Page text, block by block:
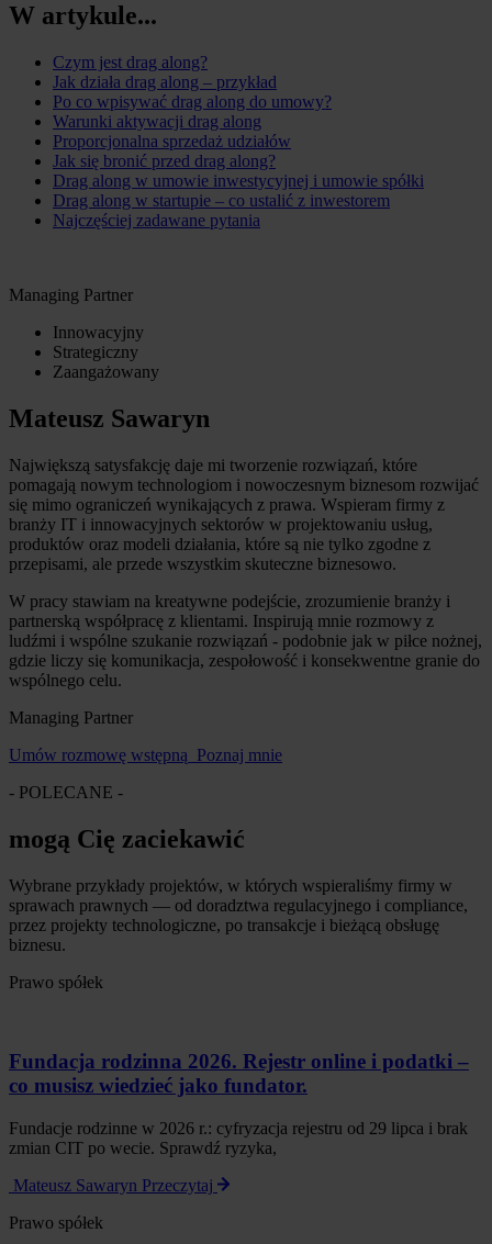
W artykule...
Czym jest drag along?
Jak działa drag along – przykład
Po co wpisywać drag along do umowy?
Warunki aktywacji drag along
Proporcjonalna sprzedaż udziałów
Jak się bronić przed drag along?
Drag along w umowie inwestycyjnej i umowie spółki
Drag along w startupie – co ustalić z inwestorem
Najczęściej zadawane pytania
Managing Partner
Innowacyjny
Strategiczny
Zaangażowany
Mateusz Sawaryn
Największą satysfakcję daje mi tworzenie rozwiązań, które
pomagają nowym technologiom i nowoczesnym biznesom rozwijać
się mimo ograniczeń wynikających z prawa. Wspieram firmy z
branży IT i innowacyjnych sektorów w projektowaniu usług,
produktów oraz modeli działania, które są nie tylko zgodne z
przepisami, ale przede wszystkim skuteczne biznesowo.
W pracy stawiam na kreatywne podejście, zrozumienie branży i
partnerską współpracę z klientami. Inspirują mnie rozmowy z
ludźmi i wspólne szukanie rozwiązań - podobnie jak w piłce nożnej,
gdzie liczy się komunikacja, zespołowość i konsekwentne granie do
wspólnego celu.
Managing Partner
Umów rozmowę wstępną Poznaj mnie
- POLECANE -
mogą Cię zaciekawić
Wybrane przykłady projektów, w których wspieraliśmy firmy w
sprawach prawnych — od doradztwa regulacyjnego i compliance,
przez projekty technologiczne, po transakcje i bieżącą obsługę
biznesu.
Prawo spółek
Fundacja rodzinna 2026. Rejestr online i podatki –
co musisz wiedzieć jako fundator.
Fundacje rodzinne w 2026 r.: cyfryzacja rejestru od 29 lipca i brak
zmian CIT po wecie. Sprawdź ryzyka,
Mateusz Sawaryn Przeczytaj
Prawo spółek